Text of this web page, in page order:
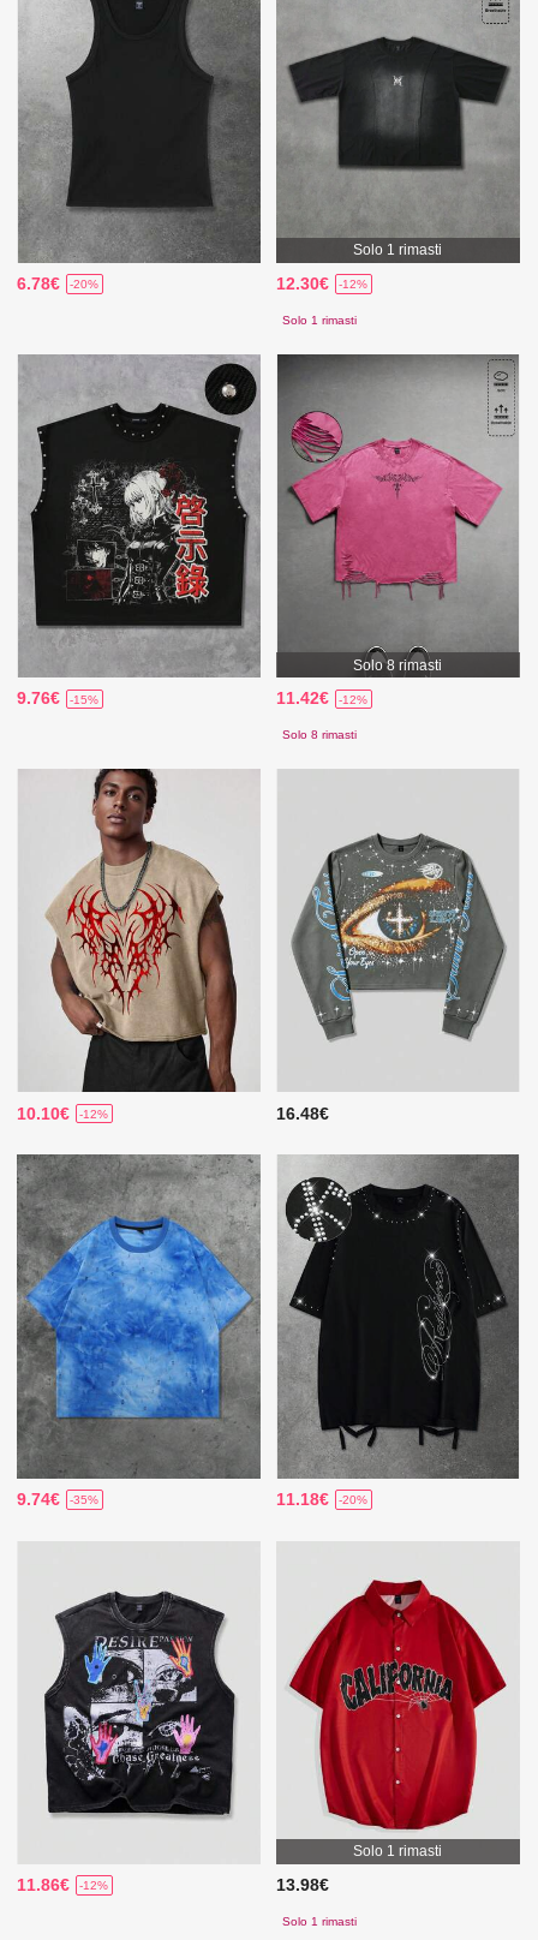
6.78€ -20%
Solo 1 rimasti
12.30€ -12%
Solo 1 rimasti
9.76€ -15%
Solo 8 rimasti
11.42€ -12%
Solo 8 rimasti
10.10€ -12% 16.48€
9.74€ -35% 11.18€ -20%
11.86€ -12%
Solo 1 rimasti
13.98€
Solo 1 rimasti